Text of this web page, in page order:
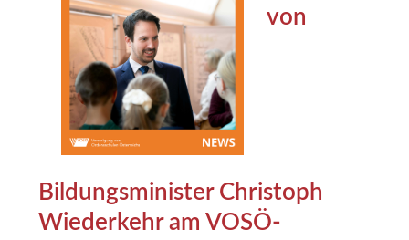
von
Bildungsminister Christoph
Wiederkehr am VOSÖ-